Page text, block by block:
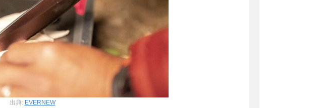
出典: EVERNEW